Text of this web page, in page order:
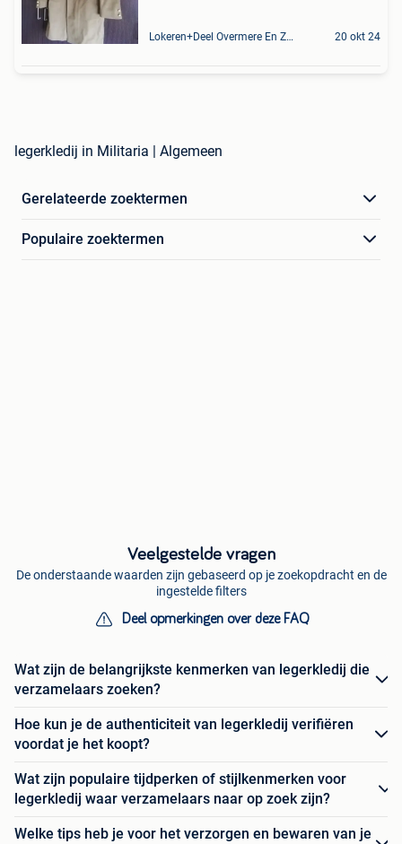
Lokeren+Deel Overmere En Zele 20 okt 24
legerkledij in Militaria | Algemeen
Gerelateerde zoektermen
Populaire zoektermen
Veelgestelde vragen
De onderstaande waarden zijn gebaseerd op je zoekopdracht en de
ingestelde filters
Deel opmerkingen over deze FAQ
Wat zijn de belangrijkste kenmerken van legerkledij die
verzamelaars zoeken?
Hoe kun je de authenticiteit van legerkledij verifiëren
voordat je het koopt?
Wat zijn populaire tijdperken of stijlkenmerken voor
legerkledij waar verzamelaars naar op zoek zijn?
Welke tips heb je voor het verzorgen en bewaren van je